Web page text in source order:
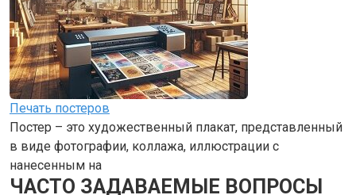
Печать постеров
Постер – это художественный плакат, представленный
в виде фотографии, коллажа, иллюстрации с
нанесенным на
ЧАСТО ЗАДАВАЕМЫЕ ВОПРОСЫ